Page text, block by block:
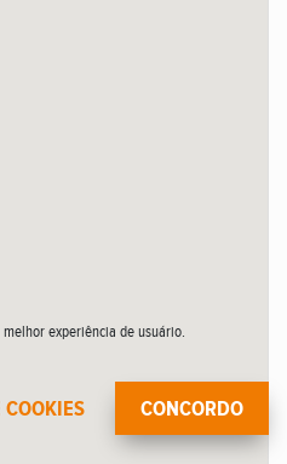
experiência de usuário.
CONCORDO